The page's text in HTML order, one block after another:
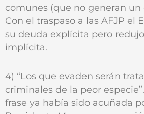
comunes (que no generan un
Con el traspaso a las AFJP el
su deuda explícita pero
implícita.
4) “Los que evaden serán
criminales de la peor
frase ya había sido acuñada